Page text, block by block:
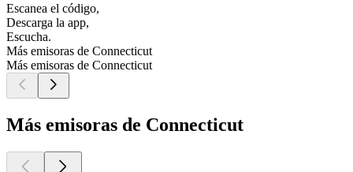
Escanea el código,
Descarga la app,
Escucha.
Más emisoras de Connecticut
Más emisoras de Connecticut
Más emisoras de Connecticut